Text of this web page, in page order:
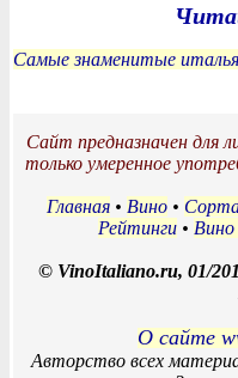
Самые знаменитые
Сайт предназначен для
только умеренное
Главная• Вино•
Рейтинги• Вино
© VinoItaliano.ru, 01/
О сайте
Авторство всех